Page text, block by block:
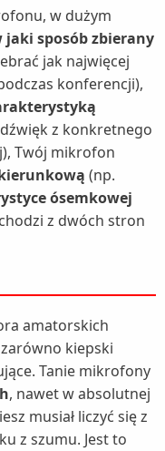
w dużym
jaki sposób zbierany
jak najwięcej
konferencji),
dźwięk z konkretnego
Twój mikrofon
(np.
ósemkowej
z dwóch stron
amatorskich
kiepski
Tanie mikrofony
, nawet w absolutnej
musiał liczyć się z
z szumu. Jest to